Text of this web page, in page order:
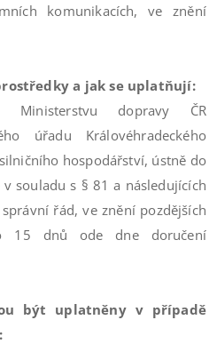
komunikacích, ve znění
a jak se uplatňují:
Ministerstvu dopravy ČR
úřadu Královéhradeckého
hospodářství, ústně do
souladu s § 81 a následujících
řád, ve znění pozdějších
15 dnů ode dne doručení
být uplatněny v případě